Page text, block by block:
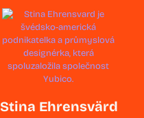
Stina Ehrensvärd